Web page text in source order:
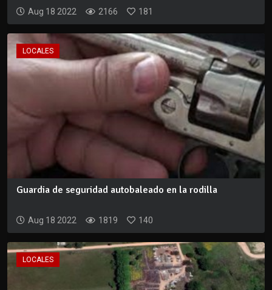
Aug 18 2022 2166 181
LOCALES
Guardia de seguridad autobaleado en la rodilla
Aug 18 2022 1819 140
LOCALES